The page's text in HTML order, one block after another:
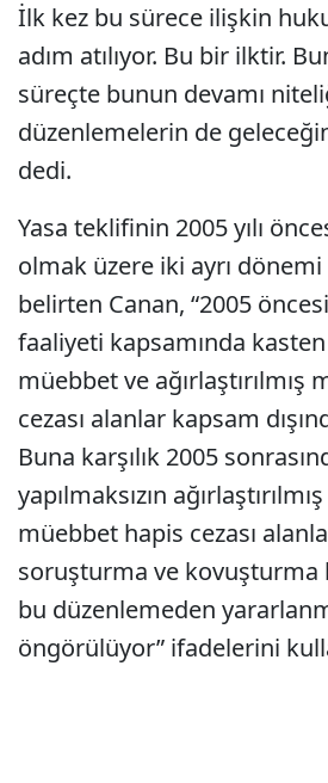
İlk kez bu sürece ilişkin
adım atılıyor. Bu bir ilktir.
süreçte bunun devamı
düzenlemelerin de
dedi.
Yasa teklifinin 2005 yılı
olmak üzere iki ayrı dönemi
belirten Canan, “2005
faaliyeti kapsamında
müebbet ve ağırlaştırılmış
cezası alanlar kapsam
Buna karşılık 2005
yapılmaksızın
müebbet hapis cezası
soruşturma ve kovuşturma
bu düzenlemeden
öngörülüyor” ifadelerini